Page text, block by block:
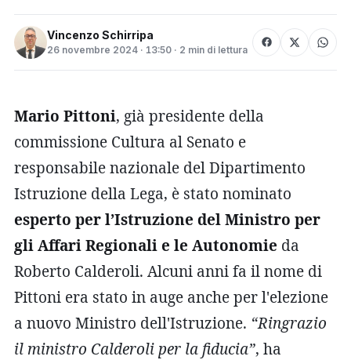
Vincenzo Schirripa
26 novembre 2024 · 13:50 · 2 min di lettura
Mario Pittoni, già presidente della
commissione Cultura al Senato e
responsabile nazionale del Dipartimento
Istruzione della Lega, è stato nominato
esperto per l’Istruzione del Ministro per
gli Affari Regionali e le Autonomie da
Roberto Calderoli. Alcuni anni fa il nome di
Pittoni era stato in auge anche per l'elezione
a nuovo Ministro dell'Istruzione. “Ringrazio
il ministro Calderoli per la fiducia”, ha